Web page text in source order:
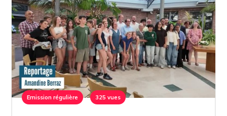
Emission régulière 325 vues